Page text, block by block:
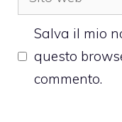
web
Salva il mio
questo
commento.